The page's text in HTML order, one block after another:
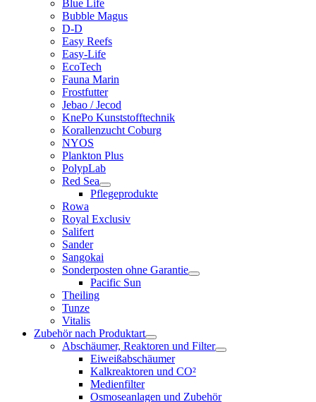
Blue Life
Bubble Magus
D-D
Easy Reefs
Easy-Life
EcoTech
Fauna Marin
Frostfutter
Jebao / Jecod
KnePo Kunststofftechnik
Korallenzucht Coburg
NYOS
Plankton Plus
PolypLab
Red Sea
Pflegeprodukte
Rowa
Royal Exclusiv
Salifert
Sander
Sangokai
Sonderposten ohne Garantie
Pacific Sun
Theiling
Tunze
Vitalis
Zubehör nach Produktart
Abschäumer, Reaktoren und Filter
Eiweißabschäumer
Kalkreaktoren und CO²
Medienfilter
Osmoseanlagen und Zubehör